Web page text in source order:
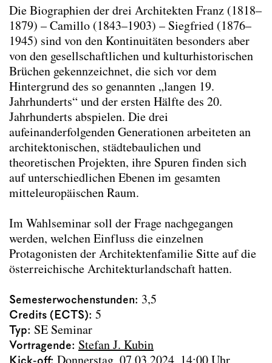
Die Biographien der drei Architekten Franz (1818–
1879) – Camillo (1843–1903) – Siegfried (1876–
1945) sind von den Kontinuitäten besonders aber
von den gesellschaftlichen und kulturhistorischen
Brüchen gekennzeichnet, die sich vor dem
Hintergrund des so genannten „langen 19.
Jahrhunderts“ und der ersten Hälfte des 20.
Jahrhunderts abspielen. Die drei
aufeinanderfolgenden Generationen arbeiteten an
architektonischen, städtebaulichen und
theoretischen Projekten, ihre Spuren finden sich
auf unterschiedlichen Ebenen im gesamten
mitteleuropäischen Raum.
Im Wahlseminar soll der Frage nachgegangen
werden, welchen Einfluss die einzelnen
Protagonisten der Architektenfamilie Sitte auf die
österreichische Architekturlandschaft hatten.
Semesterwochenstunden 3,5
Credits (ECTS) 5
Typ SE Seminar
Vortragende Stefan J. Kubin
Lehre Wintersemester 2024/25
Lehre Sommersemester 2024
Entwerfen Am Meer entlang
Entwerfen Berliner Riesen
Entwerfen Dörfl
Entwerfen Festivalzentrale Löwinnenhof*
Entwerfen Tal-Schluss-Stadt
Entwerfen Under the Tracks
Grundlage des Entwerfens – Städtebau
Modul Territoriale Transformation
Sommerentwerfen Kharkiv Housing
Challenge 2024
Sommerentwerfen The Competition of
Transferable Skill Gruppendynamik
Vorlesungsübung Architecture, Construction,
Settlements
Vorlesungsübung Die Stadt und der Krieg
Wahlseminar Wiener Täler
Lehre Wintersemester 2023/24
Dissertant*innen Seminare
Diplomand*innen Seminare